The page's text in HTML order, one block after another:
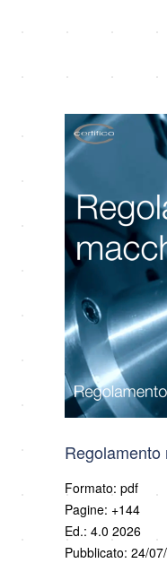
Formato: pdf
Pagine: +144
Ed.: 4.0 2026
Pubblicato: 24/